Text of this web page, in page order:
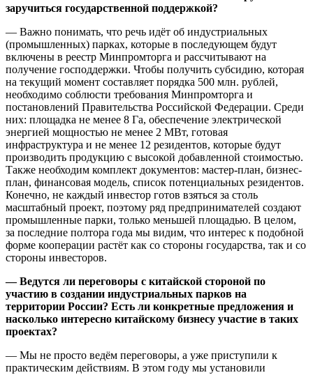
заручиться государственной поддержкой?
— Важно понимать, что речь идёт об индустриальных
(промышленных) парках, которые в последующем будут
включены в реестр Минпромторга и рассчитывают на
получение господдержки. Чтобы получить субсидию, которая
на текущий момент составляет порядка 500 млн. рублей,
необходимо соблюсти требования Минпромторга и
постановлений Правительства Российской Федерации. Среди
них: площадка не менее 8 Га, обеспечение электрической
энергией мощностью не менее 2 МВт, готовая
инфраструктура и не менее 12 резидентов, которые будут
производить продукцию с высокой добавленной стоимостью.
Также необходим комплект документов: мастер-план, бизнес-
план, финансовая модель, список потенциальных резидентов.
Конечно, не каждый инвестор готов взяться за столь
масштабный проект, поэтому ряд предпринимателей создают
промышленные парки, только меньшей площадью. В целом,
за последние полтора года мы видим, что интерес к подобной
форме кооперации растёт как со стороны государства, так и со
стороны инвесторов.
— Ведутся ли переговоры с китайской стороной по
участию в создании индустриальных парков на
территории России? Есть ли конкретные предложения и
насколько интересно китайскому бизнесу участие в таких
проектах?
— Мы не просто ведём переговоры, а уже приступили к
практическим действиям. В этом году мы установили